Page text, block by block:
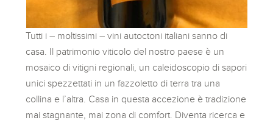
Tutti i – moltissimi – vini autoctoni italiani sanno di
casa. Il patrimonio viticolo del nostro paese è un
mosaico di vitigni regionali, un caleidoscopio di sapori
unici spezzettati in un fazzoletto di terra tra una
collina e l’altra. Casa in questa accezione è tradizione
mai stagnante, mai zona di comfort. Diventa ricerca e